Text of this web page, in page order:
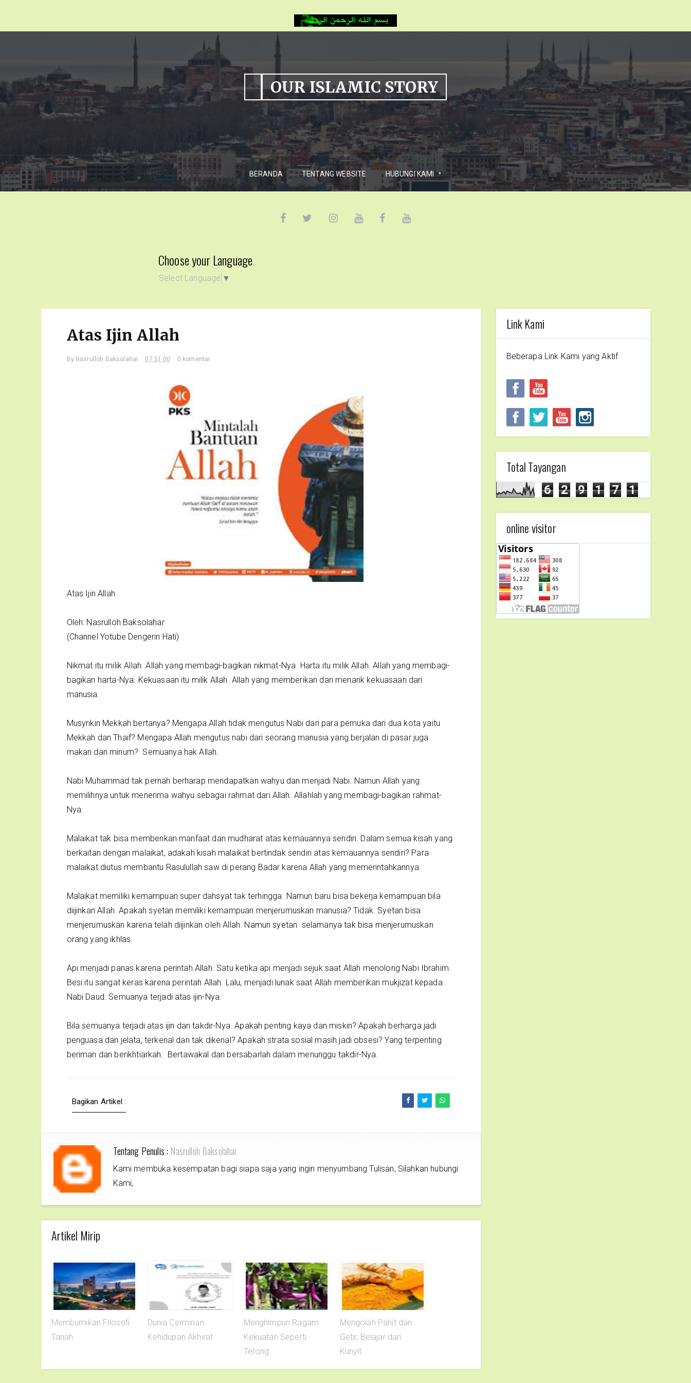
OUR ISLAMIC STORY
BERANDA TENTANG WEBSITE HUBUNGI KAMI
Choose your Language
Select Language ▼
Atas Ijin Allah
By Nasrulloh Baksolahar 07.51.00 0 komentar
Atas Ijin Allah
Oleh: Nasrulloh Baksolahar
(Channel Yotube Dengerin Hati)
Nikmat itu milik Allah. Allah yang membagi-bagikan nikmat-Nya. Harta itu milik Allah. Allah yang membagi-
bagikan harta-Nya. Kekuasaan itu milik Allah. Allah yang memberikan dan menarik kekuasaan dari
manusia.
Musyrikin Mekkah bertanya? Mengapa Allah tidak mengutus Nabi dari para pemuka dari dua kota yaitu
Mekkah dan Thaif? Mengapa Allah mengutus nabi dari seorang manusia yang berjalan di pasar juga
makan dan minum? Semuanya hak Allah.
Nabi Muhammad tak pernah berharap mendapatkan wahyu dan menjadi Nabi. Namun Allah yang
memilihnya untuk menerima wahyu sebagai rahmat dari Allah. Allahlah yang membagi-bagikan rahmat-
Nya.
Malaikat tak bisa memberikan manfaat dan mudharat atas kemauannya sendiri. Dalam semua kisah yang
berkaitan dengan malaikat, adakah kisah malaikat bertindak sendiri atas kemauannya sendiri? Para
malaikat diutus membantu Rasulullah saw di perang Badar karena Allah yang memerintahkannya.
Malaikat memiliki kemampuan super dahsyat tak terhingga. Namun baru bisa bekerja kemampuan bila
diijinkan Allah. Apakah syetan memiliki kemampuan menjerumuskan manusia? Tidak. Syetan bisa
menjerumuskan karena telah diijinkan oleh Allah. Namun syetan selamanya tak bisa menjerumuskan
orang yang ikhlas.
Api menjadi panas karena perintah Allah. Satu ketika api menjadi sejuk saat Allah menolong Nabi Ibrahim.
Besi itu sangat keras karena perintah Allah. Lalu, menjadi lunak saat Allah memberikan mukjizat kepada
Nabi Daud. Semuanya terjadi atas ijin-Nya.
Bila semuanya terjadi atas ijin dan takdir-Nya. Apakah penting kaya dan miskin? Apakah berharga jadi
penguasa dan jelata, terkenal dan tak dikenal? Apakah strata sosial masih jadi obsesi? Yang terpenting
beriman dan berikhtiarkah. Bertawakal dan bersabarlah dalam menunggu takdir-Nya.
Bagikan Artikel :
Tentang Penulis : Nasrulloh Baksolahar
Kami membuka kesempatan bagi siapa saja yang ingin menyumbang Tulisan, Silahkan hubungi
Kami,
Artikel Mirip
Membumikan Filosofi
Tanah
Dunia Cerminan
Kehidupan Akhirat
Menghimpun Ragam
Kekuatan Seperti
Terong
Mengolah Pahit dan
Getir, Belajar dari
Kunyit
Link Kami
Beberapa Link Kami yang Aktif
Total Tayangan
6 2 9 1 7 1
online visitor